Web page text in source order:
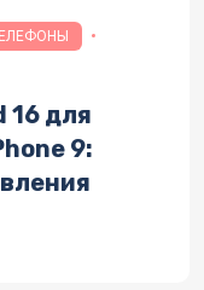
16 для
9: